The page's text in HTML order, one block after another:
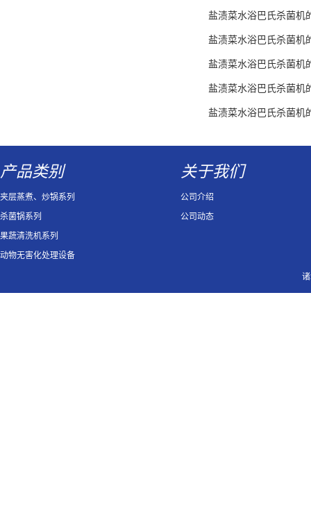
盐渍菜水浴巴氏杀菌机
盐渍菜水浴巴氏杀菌机
盐渍菜水浴巴氏杀菌机
盐渍菜水浴巴氏杀菌机
盐渍菜水浴巴氏杀菌机
产品类别
夹层蒸煮、炒锅系列
杀菌锅系列
果蔬清洗机系列
动物无害化处理设备
关于我们
公司介绍
公司动态